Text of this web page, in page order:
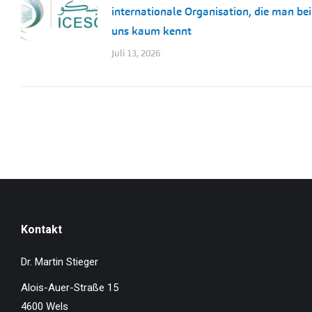
internationale Organisation, die man bei
uns kaum kennt
Juli 13, 2026
Kontakt
Dr. Martin Stieger
Alois-Auer-Straße 15
4600 Wels